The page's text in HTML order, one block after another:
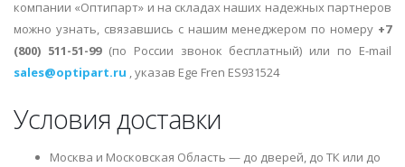
компании «Оптипарт» и на складах наших надежных партнеров
можно узнать, связавшись с нашим менеджером по номеру +7
(800) 511-51-99(по России звонок бесплатный) или по E-mail
sales@optipart.ru , указав Ege Fren ES931524
Условия доставки
Москва и Московская Область — до дверей, до ТК или до